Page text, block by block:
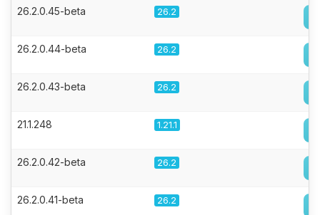
26.2.0.45-beta 26.2
26.2.0.44-beta 26.2
26.2.0.43-beta 26.2
21.1.248 1.21.1
26.2.0.42-beta 26.2
26.2.0.41-beta 26.2